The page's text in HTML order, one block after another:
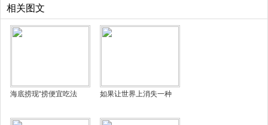
相关图文
海底捞现“捞便宜吃法 如果让世界上消失一种